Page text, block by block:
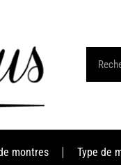
montres Type de